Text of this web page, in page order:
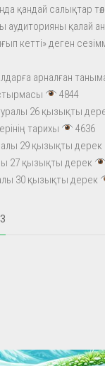
қандай салықтар
аудиторияны қалай
кетті» деген
арналған
4844
26 қызықты
тарихы
4636
29 қызықты дерек
27 қызықты дерек
30 қызықты дерек